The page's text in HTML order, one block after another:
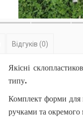
Відгуків (0)
Якісні
типу.
Комплект форми для
ручками та окремого